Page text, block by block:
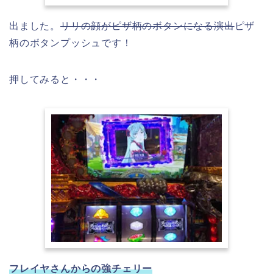
出ました。 リリの顔がピザ柄のボタンになる演出ピザ
柄のボタンプッシュです！
押してみると・・・
フレイヤさんからの強チェリー